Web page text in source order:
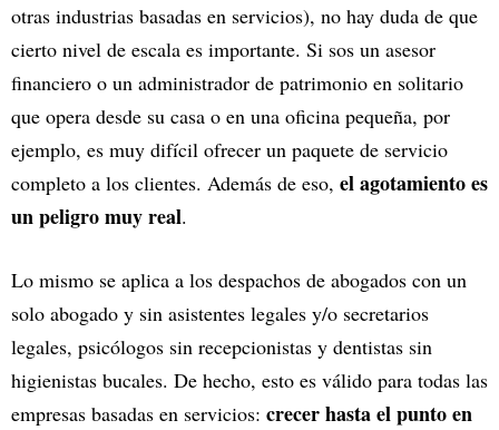
otras industrias basadas en servicios), no hay duda de que
cierto nivel de escala es importante. Si sos un asesor
financiero o un administrador de patrimonio en solitario
que opera desde su casa o en una oficina pequeña, por
ejemplo, es muy difícil ofrecer un paquete de servicio
completo a los clientes. Además de eso, el agotamiento es
un peligro muy real.
Lo mismo se aplica a los despachos de abogados con un
solo abogado y sin asistentes legales y/o secretarios
legales, psicólogos sin recepcionistas y dentistas sin
higienistas bucales. De hecho, esto es válido para todas las
empresas basadas en servicios: crecer hasta el punto en